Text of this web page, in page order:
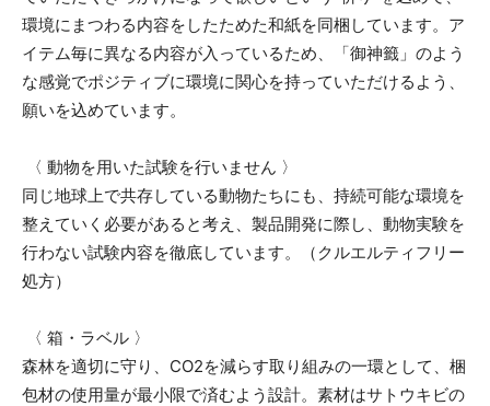
環境にまつわる内容をしたためた和紙を同梱しています。ア
イテム毎に異なる内容が入っているため、「御神籤」のよう
な感覚でポジティブに環境に関心を持っていただけるよう、
願いを込めています。
〈 動物を用いた試験を行いません 〉
同じ地球上で共存している動物たちにも、持続可能な環境を
整えていく必要があると考え、製品開発に際し、動物実験を
行わない試験内容を徹底しています。（クルエルティフリー
処方）
〈 箱・ラベル 〉
森林を適切に守り、CO2を減らす取り組みの一環として、梱
包材の使用量が最小限で済むよう設計。素材はサトウキビの